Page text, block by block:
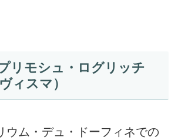
モシュ・ログリッチ
ィスマ）
ウム・デュ・ドーフィネでの